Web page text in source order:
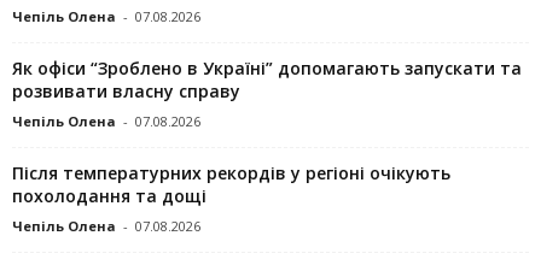
Чепіль Олена - 07.08.2026
Як офіси “Зроблено в Україні” допомагають запускaти та
розвивати власну справу
Чепіль Олена - 07.08.2026
Після температурних рекордів у регіоні очікують
похолодання та дощі
Чепіль Олена - 07.08.2026